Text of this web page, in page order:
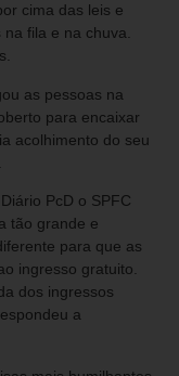
cima das leis e
fila e na chuva.
as pessoas na
para encaixar
acolhimento do seu
PcD o SPFC
tão grande e
para que as
ingresso gratuito.
dos ingressos
a